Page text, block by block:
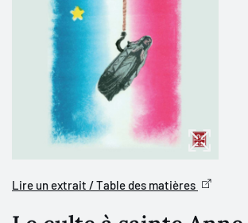
Lire un extrait / Table des matières